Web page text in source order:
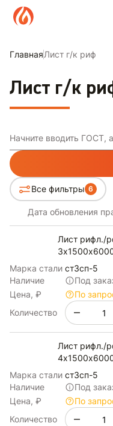
ГлавнаяЛист г/к риф
Лист г/к
Начните вводить ГОСТ,
Все фильтры 6
Дата обновления
Лист рифл./
Марка стали ст3сп-5
Наличие
Под
Цена, ₽
По
Количество
Лист рифл./
Марка стали ст3сп-5
Наличие
Под
Цена, ₽
По
Количество